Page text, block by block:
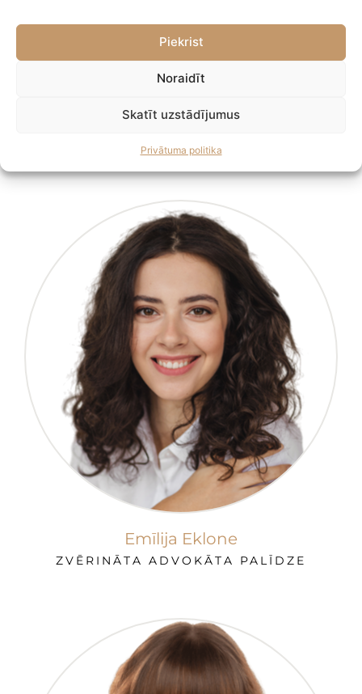
Piekrist
Noraidīt
Skatīt uzstādījumus
Privātuma politika
Viktorija Čerkasa
Emīlija Eklone
ZVĒRINĀTA ADVOKĀTA PALĪDZE